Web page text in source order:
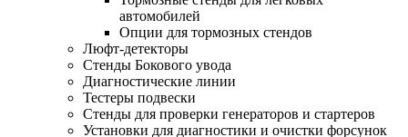
автомобилей
Опции для тормозных стендов
Люфт-детекторы
Стенды Бокового увода
Диагностические линии
Тестеры подвески
Стенды для проверки генераторов и стартеров
Установки для диагностики и очистки форсунок